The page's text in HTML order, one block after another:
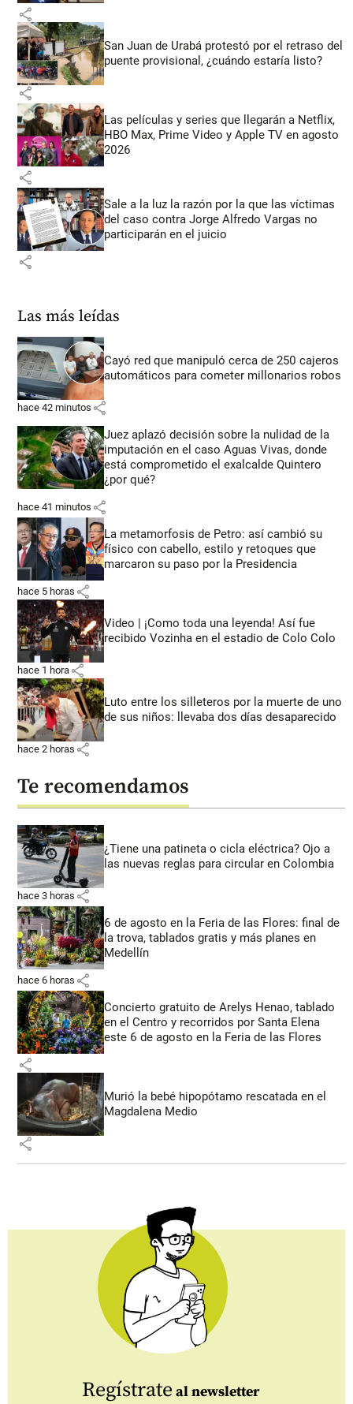
share
San Juan de Urabá protestó por el retraso del
puente provisional, ¿cuándo estaría listo?
share
Las películas y series que llegarán a Netflix,
HBO Max, Prime Video y Apple TV en agosto
2026
share
Sale a la luz la razón por la que las víctimas
del caso contra Jorge Alfredo Vargas no
participarán en el juicio
share
Las más leídas
Cayó red que manipuló cerca de 250 cajeros
automáticos para cometer millonarios robos
hace 42 minutos share
Juez aplazó decisión sobre la nulidad de la
imputación en el caso Aguas Vivas, donde
está comprometido el exalcalde Quintero
¿por qué?
hace 41 minutos share
La metamorfosis de Petro: así cambió su
físico con cabello, estilo y retoques que
marcaron su paso por la Presidencia
hace 5 horas share
Video | ¡Como toda una leyenda! Así fue
recibido Vozinha en el estadio de Colo Colo
hace 1 hora share
Luto entre los silleteros por la muerte de uno
de sus niños: llevaba dos días desaparecido
hace 2 horas share
Te recomendamos
¿Tiene una patineta o cicla eléctrica? Ojo a
las nuevas reglas para circular en Colombia
hace 3 horas share
6 de agosto en la Feria de las Flores: final de
la trova, tablados gratis y más planes en
Medellín
hace 6 horas share
Concierto gratuito de Arelys Henao, tablado
en el Centro y recorridos por Santa Elena
este 6 de agosto en la Feria de las Flores
share
Murió la bebé hipopótamo rescatada en el
Magdalena Medio
share
Regístrate al newsletter